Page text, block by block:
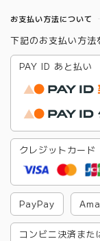
お支払い方法について
下記のお支払い方法
PAY ID あと払い
クレジットカード
PayPay
コンビニ決済ま